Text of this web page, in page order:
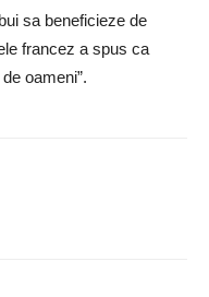
sa beneficieze de
francez a spus ca
oameni”.